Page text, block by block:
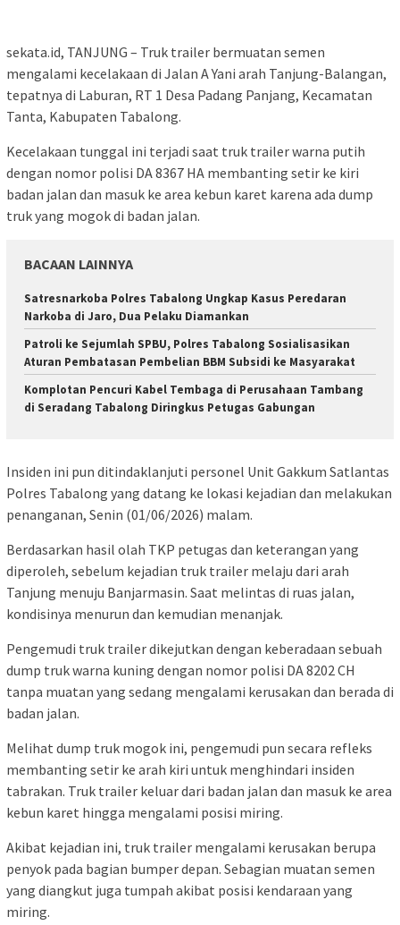
sekata.id, TANJUNG – Truk trailer bermuatan semen
mengalami kecelakaan di Jalan A Yani arah Tanjung-Balangan,
tepatnya di Laburan, RT 1 Desa Padang Panjang, Kecamatan
Tanta, Kabupaten Tabalong.
Kecelakaan tunggal ini terjadi saat truk trailer warna putih
dengan nomor polisi DA 8367 HA membanting setir ke kiri
badan jalan dan masuk ke area kebun karet karena ada dump
truk yang mogok di badan jalan.
BACAAN LAINNYA
Satresnarkoba Polres Tabalong Ungkap Kasus Peredaran
Narkoba di Jaro, Dua Pelaku Diamankan
Patroli ke Sejumlah SPBU, Polres Tabalong Sosialisasikan
Aturan Pembatasan Pembelian BBM Subsidi ke Masyarakat
Komplotan Pencuri Kabel Tembaga di Perusahaan Tambang
di Seradang Tabalong Diringkus Petugas Gabungan
Insiden ini pun ditindaklanjuti personel Unit Gakkum Satlantas
Polres Tabalong yang datang ke lokasi kejadian dan melakukan
penanganan, Senin (01/06/2026) malam.
Berdasarkan hasil olah TKP petugas dan keterangan yang
diperoleh, sebelum kejadian truk trailer melaju dari arah
Tanjung menuju Banjarmasin. Saat melintas di ruas jalan,
kondisinya menurun dan kemudian menanjak.
Pengemudi truk trailer dikejutkan dengan keberadaan sebuah
dump truk warna kuning dengan nomor polisi DA 8202 CH
tanpa muatan yang sedang mengalami kerusakan dan berada di
badan jalan.
Melihat dump truk mogok ini, pengemudi pun secara refleks
membanting setir ke arah kiri untuk menghindari insiden
tabrakan. Truk trailer keluar dari badan jalan dan masuk ke area
kebun karet hingga mengalami posisi miring.
Akibat kejadian ini, truk trailer mengalami kerusakan berupa
penyok pada bagian bumper depan. Sebagian muatan semen
yang diangkut juga tumpah akibat posisi kendaraan yang
miring.